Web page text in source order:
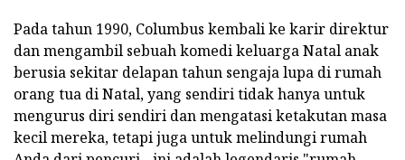
Pada tahun 1990, Columbus kembali ke karir direktur
dan mengambil sebuah komedi keluarga Natal anak
berusia sekitar delapan tahun sengaja lupa di rumah
orang tua di Natal, yang sendiri tidak hanya untuk
mengurus diri sendiri dan mengatasi ketakutan masa
kecil mereka, tetapi juga untuk melindungi rumah